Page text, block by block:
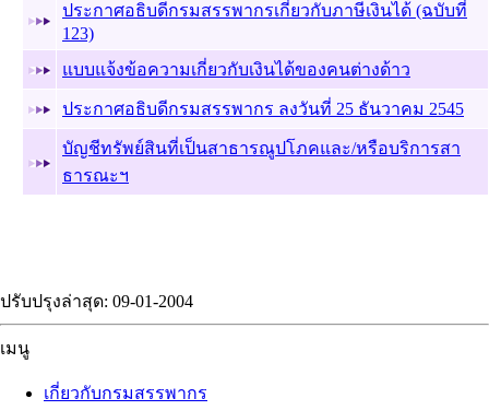
ประกาศอธิบดีกรมสรรพากรเกี่ยวกับภาษีเงินได้ (ฉบับที่
123)
แบบแจ้งข้อความเกี่ยวกับเงินได้ของคนต่างด้าว
ประกาศอธิบดีกรมสรรพากร ลงวันที่ 25 ธันวาคม 2545
บัญชีทรัพย์สินที่เป็นสาธารณูปโภคและ/หรือบริการสา
ธารณะฯ
ปรับปรุงล่าสุด: 09-01-2004
เมนู
เกี่ยวกับกรมสรรพากร